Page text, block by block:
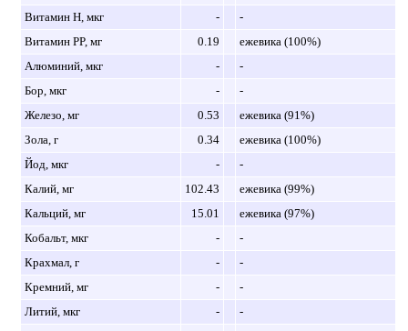
Витамин H, мкг
-
-
Витамин PP, мг
0.19
ежевика (100%)
Алюминий, мкг
-
-
Бор, мкг
-
-
Железо, мг
0.53
ежевика (91%)
Зола, г
0.34
ежевика (100%)
Йод, мкг
-
-
Калий, мг
102.43
ежевика (99%)
Кальций, мг
15.01
ежевика (97%)
Кобальт, мкг
-
-
Крахмал, г
-
-
Кремний, мг
-
-
Литий, мкг
-
-